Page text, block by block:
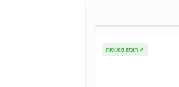
✓ רוכש מאומת